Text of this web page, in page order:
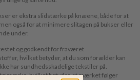
er ekstra slidstærke på knæene, både for at
også for at minimere slitagen på bukser eller
under.
og godkendt for fraværet
hvilket betyder, at du som forælder kan
har sundhedsskadelige tekstiler på.
tøjmærke, hvilket betyder, at mærket følger